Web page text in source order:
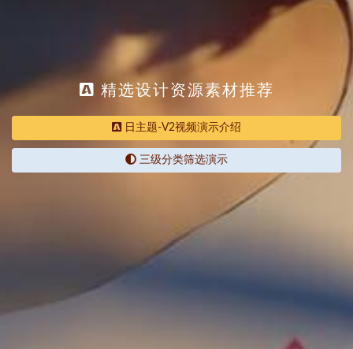
精选设计资源素材推荐
日主题-V2视频演示介绍
三级分类筛选演示